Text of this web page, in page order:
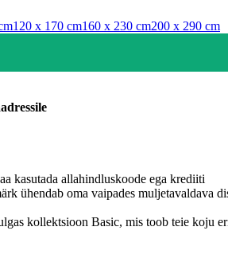
120 x 170 cm160 x 230 cm200 x 290 cm
kasutada allahindluskoode ega krediiti
ühendab oma vaipades muljetavaldava
kollektsioon Basic, mis toob teie koju